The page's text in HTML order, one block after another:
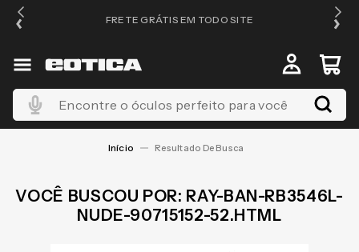
FRETE GRÁTIS EM TODO SITE
Encontre o óculos perfeito para você
RAY-BAN-RB3546L-
NUDE-90715152-52.HTML